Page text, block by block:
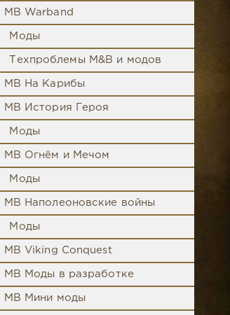
MB Warband
Моды
Техпроблемы M&B и модов
MB На Карибы
MB История Героя
Моды
MB Огнём и Мечом
Моды
MB Наполеоновские войны
Моды
MB Viking Conquest
MB Моды в разработке
MB Мини моды